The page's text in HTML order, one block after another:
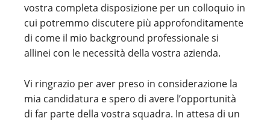
vostra completa disposizione per un colloquio in
cui potremmo discutere più approfonditamente
di come il mio background professionale si
allinei con le necessità della vostra azienda.
Vi ringrazio per aver preso in considerazione la
mia candidatura e spero di avere l’opportunità
di far parte della vostra squadra. In attesa di un